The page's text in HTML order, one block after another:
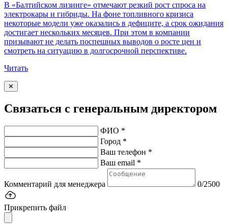
В «Балтийском лизинге» отмечают резкий рост спроса на
электрокары и гибриды. На фоне топливного кризиса
некоторые модели уже оказались в дефиците, а срок ожидания
достигает нескольких месяцев. При этом в компании
призывают не делать поспешных выводов о росте цен и
смотреть на ситуацию в долгосрочной перспективе.
Читать
✕
Связаться с генеральным директором
ФИО *
Город *
Ваш телефон *
Ваш email *
Комментарий для менеджера 0/2500
Прикрепить файл